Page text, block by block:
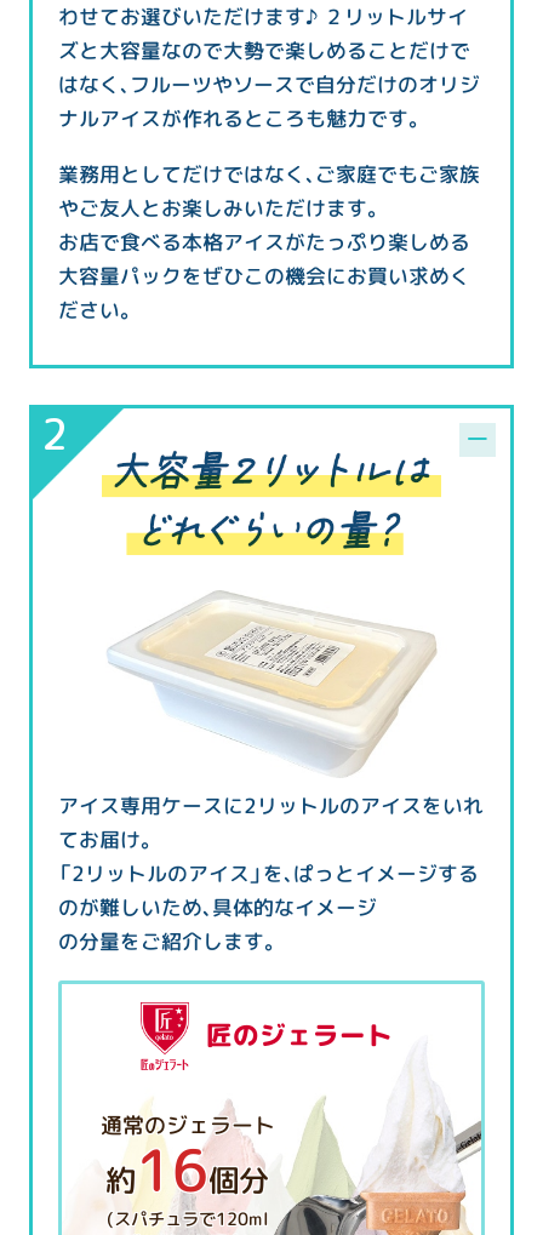
わせてお選びいただけます♪ ２リットルサイ
ズと大容量なので大勢で楽しめることだけで
はなく、フルーツやソースで自分だけのオリジ
ナルアイスが作れるところも魅力です。
業務用としてだけではなく、ご家庭でもご家族
やご友人とお楽しみいただけます。
お店で食べる本格アイスがたっぷり楽しめる
大容量パックをぜひこの機会にお買い求めく
ださい。
アイス専用ケースに2リットルのアイスをいれ
てお届け。
「2リットルのアイス」を、ぱっとイメージする
のが難しいため、具体的なイメージ
の分量をご紹介します。
匠のジェラート
通常のジェラート
約16個分
(スパチュラで120ml